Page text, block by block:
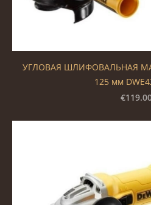
УГЛОВАЯ ШЛИФОВАЛЬНАЯ
125 мм